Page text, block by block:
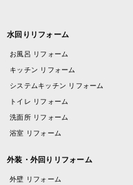
水回りリフォーム
お風呂 リフォーム
キッチン リフォーム
システムキッチン リフォーム
トイレ リフォーム
洗面所 リフォーム
浴室 リフォーム
外装・外回りリフォーム
外壁 リフォーム